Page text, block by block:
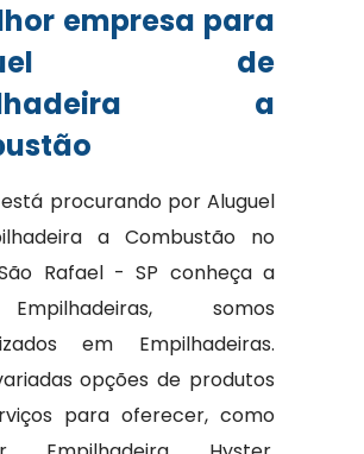
empresa para
de
a
procurando por Aluguel
a Combustão no
Rafael - SP conheça a
somos
em Empilhadeiras.
opções de produtos
para oferecer, como